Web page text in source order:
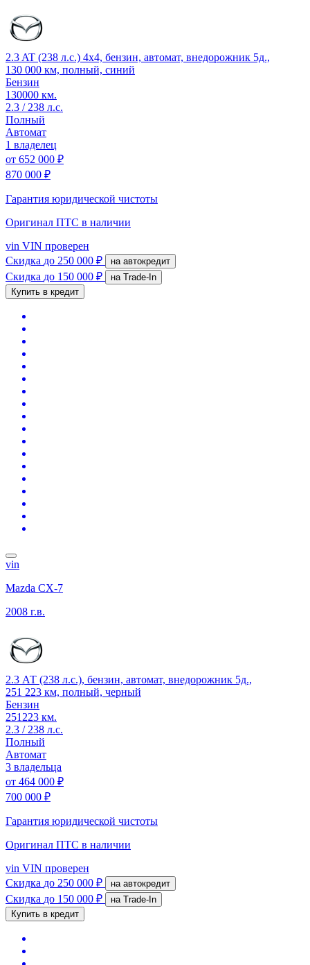
2.3 AT (238 л.с.) 4x4, бензин, автомат, внедорожник 5д.,
130 000 км, полный, синий
Бензин
130000 км.
2.3 / 238 л.с.
Полный
Автомат
1 владелец
от 652 000 ₽
870 000 ₽
Гарантия юридической чистоты
Оригинал ПТС в наличии
vin VIN проверен
Скидка до 250 000 ₽ на автокредит
Скидка до 150 000 ₽
на Trade-In
Купить в кредит
vin
Mazda CX-7
2008 г.в.
2.3 АТ (238 л.с.), бензин, автомат, внедорожник 5д.,
251 223 км, полный, черный
Бензин
251223 км.
2.3 / 238 л.с.
Полный
Автомат
3 владельца
от 464 000 ₽
700 000 ₽
Гарантия юридической чистоты
Оригинал ПТС в наличии
vin VIN проверен
Скидка до 250 000 ₽ на автокредит
Скидка до 150 000 ₽
на Trade-In
Купить в кредит